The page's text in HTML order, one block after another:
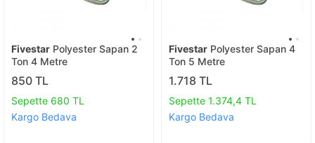
Fivestar Polyester Sapan 2
Ton 4 Metre
850 TL
Sepette 680 TL
Kargo Bedava
Fivestar Polyester Sapan 4
Ton 5 Metre
1.718 TL
Sepette 1.374,4 TL
Kargo Bedava